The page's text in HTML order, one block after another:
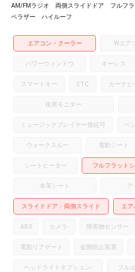
AM/FMラジオ 両側スライドドア フルフ
ベラザー ハイルーフ
エアコン・クーラー Wエア
パワーウィンドウ キーレス
スマートキー ETC カーナビ-
後席モニター
ミュージックプレイヤー接続可 ベ
ウォークスルー 電動シート
シートヒーター フルフラット
本革シート ア
スライドドア 両側スライド エア
ABS カメラ- 障害物センサー
電動リアゲート 盗難防止装置
ヘッドライトオプション- フル